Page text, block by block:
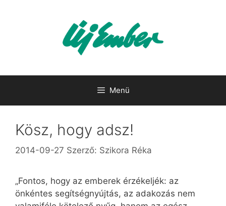
Menü
Kösz, hogy adsz!
2014-09-27 Szerző: Szikora Réka
„Fontos, hogy az emberek érzékeljék: az
önkéntes segítségnyújtás, az adakozás nem